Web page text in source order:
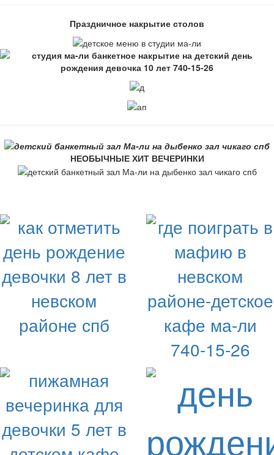
Праздничное накрытие столов
НЕОБЫЧНЫЕ ХИТ ВЕЧЕРИНКИ